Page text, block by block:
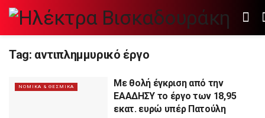
Tag: αντιπλημμυρικό έργο
ΝΟΜΙΚΑ & ΘΕΣΜΙΚΑ
Με θολή έγκριση από την
ΕΑΑΔΗΣΥ το έργο των 18,95
εκατ. ευρώ υπέρ Πατούλη